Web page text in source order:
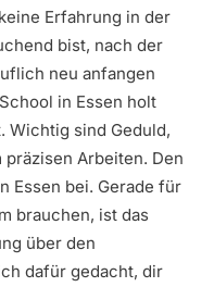
Erfahrung in der
bist, nach der
neu anfangen
in Essen holt
Wichtig sind Geduld,
Arbeiten. Den
Essen bei. Gerade für
brauchen, ist das
über den
dafür gedacht, dir